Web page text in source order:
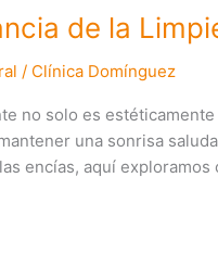
de la
/ Clínica Domínguez
no solo es
una sonrisa
encías, aquí exploramos